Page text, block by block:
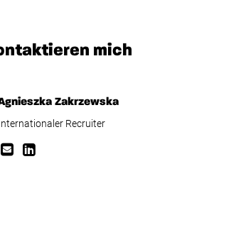
mich
Zakrzewska
Recruiter